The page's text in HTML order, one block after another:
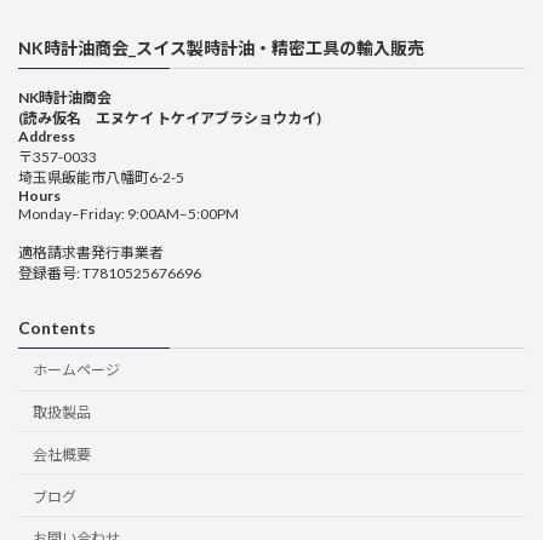
NK時計油商会_スイス製時計油・精密工具の輸入販売
NK時計油商会
(読み仮名 エヌケイ トケイアブラショウカイ)
Address
〒357-0033
埼玉県飯能市八幡町6-2-5
Hours
Monday–Friday: 9:00AM–5:00PM
適格請求書発行事業者
登録番号: T7810525676696
Contents
ホームページ
取扱製品
会社概要
ブログ